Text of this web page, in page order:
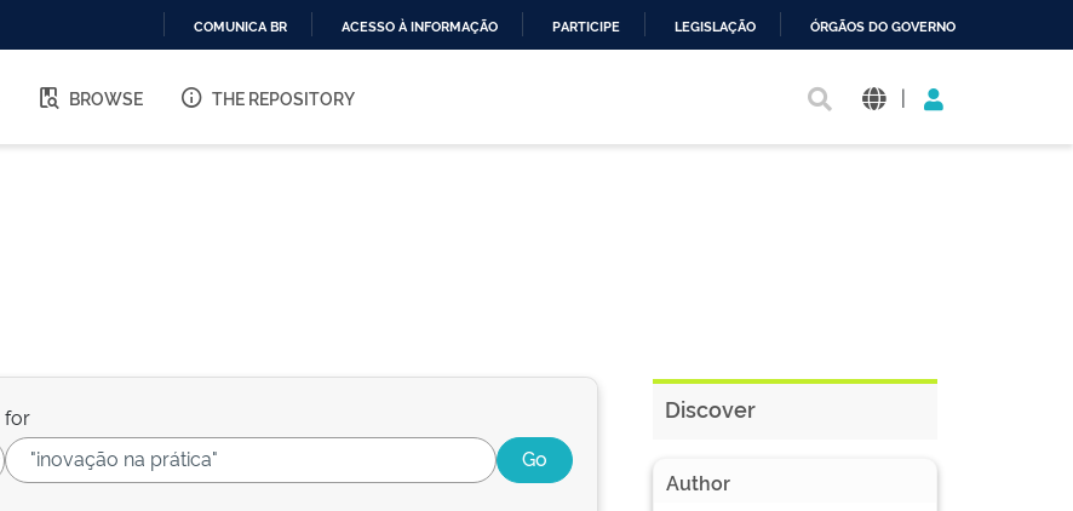
O
COMUNICA BR ACESSO À INFORMAÇÃO PARTICIPE LEGISLAÇÃO ÓRGÃOS DO GOVERNO
BROWSE THE REPOSITORY |
for Discover
Author